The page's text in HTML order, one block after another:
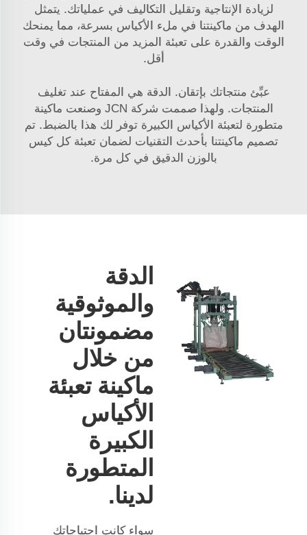
لزيادة الإنتاجية وتقليل التكاليف في عملياتك. يتمثل
الهدف من ماكينتنا في ملء الأكياس بسرعة، مما يمنحك
الوقت والقدرة على تعبئة المزيد من المنتجات في وقت
أقل.
عبِّئ منتجاتك بإتقان. الدقة هي المفتاح عند تغليف
المنتجات. ولهذا صممت شركة JCN وصنعت ماكينة
متطورة لتعبئة الأكياس الكبيرة توفر لك هذا بالضبط. تم
تصميم ماكينتنا بأحدث التقنيات لضمان تعبئة كل كيس
بالوزن الدقيق في كل مرة.
الدقة
والموثوقية
مضمونتان
من خلال
ماكينة تعبئة
الأكياس
الكبيرة
المتطورة
لدينا.
سواء كانت احتياجاتك